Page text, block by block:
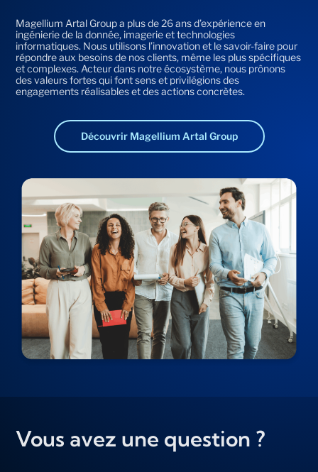
Magellium Artal Group a plus de 26 ans d’expérience en
ingénierie de la donnée, imagerie et technologies
informatiques. Nous utilisons l’innovation et le savoir-faire pour
répondre aux besoins de nos clients, même les plus spécifiques
et complexes. Acteur dans notre écosystème, nous prônons
des valeurs fortes qui font sens et privilégions des
engagements réalisables et des actions concrètes.
Découvrir Magellium Artal Group
Vous avez une question ?